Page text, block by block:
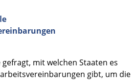
mit welchen Staaten es
gibt, um die